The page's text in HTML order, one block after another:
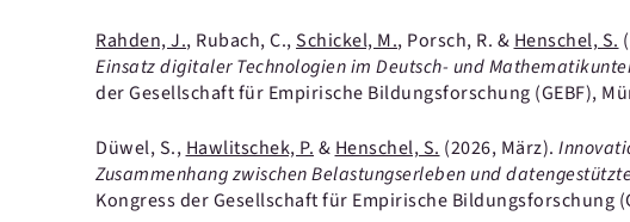
Rahden, J., Rubach, C.,Schickel, M., Porsch, R. & Henschel, S.
Einsatz digitaler Technologien im Deutsch- und
der Gesellschaft für Empirische Bildungsforschung (GEBF),
Düwel, S., Hawlitschek, P. & Henschel, S. (2026, März).
Zusammenhang zwischen Belastungserleben und
Kongress der Gesellschaft für Empirische Bildungsforschung